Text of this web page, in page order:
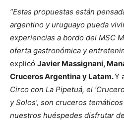
“Estas propuestas están
argentino y uruguayo pueda
experiencias a bordo del MSC
oferta gastronómica y
explicó Javier Massignani,
Cruceros Argentina y Latam.Y
Circo con La Pipetuá, el
y Solos’, son cruceros
nuestros huéspedes disfrutar